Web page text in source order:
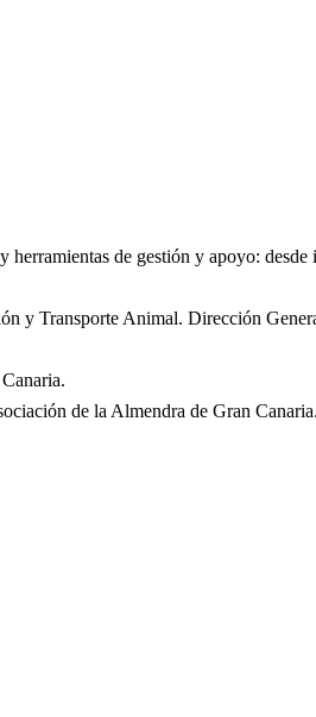
de gestión y apoyo:
y Transporte Animal. Dirección
de la Almendra de Gran Canaria.